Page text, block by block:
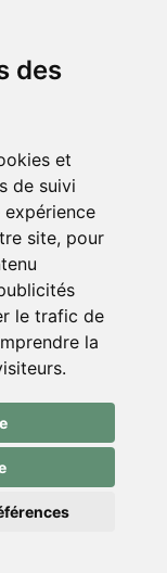
des
et
de suivi
site, pour
le trafic de
la
paiement
Livraison
pharmacie en Click
urbaines à Liège
et
de livraisons rapides
droits réservés